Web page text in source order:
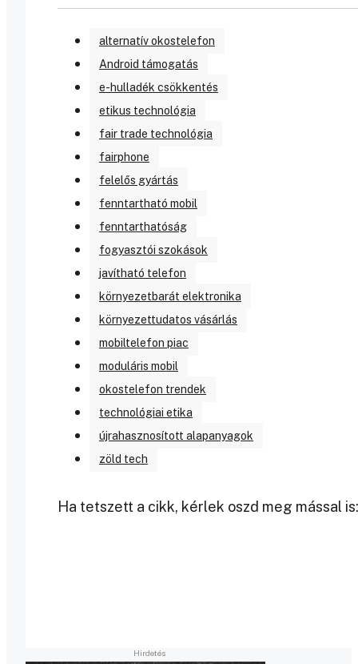
alternatív okostelefon
Android támogatás
e-hulladék csökkentés
etikus technológia
fair trade technológia
fairphone
felelős gyártás
fenntartható mobil
fenntarthatóság
fogyasztói szokások
javítható telefon
környezetbarát elektronika
környezettudatos vásárlás
mobiltelefon piac
moduláris mobil
okostelefon trendek
technológiai etika
újrahasznosított alapanyagok
zöld tech
Ha tetszett a cikk, kérlek oszd meg mással is: